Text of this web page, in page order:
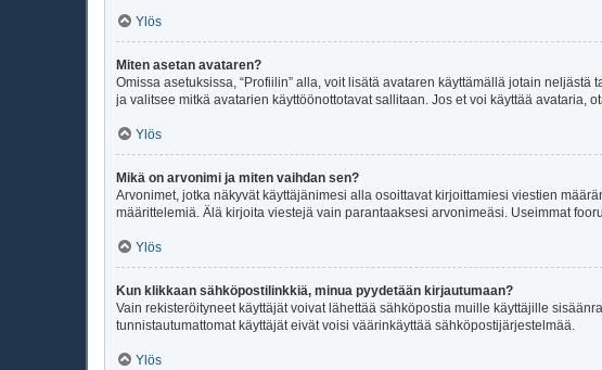
Ylös
Miten asetan avataren?
Omissa asetuksissa, “Profiilin” alla, voit lisätä avataren käyttämällä jotain
ja valitsee mitkä avatarien käyttöönottotavat sallitaan. Jos et voi käyttää avataria,
Ylös
Mikä on arvonimi ja miten vaihdan sen?
Arvonimet, jotka näkyvät käyttäjänimesi alla osoittavat kirjoittamiesi viestien
määrittelemiä. Älä kirjoita viestejä vain parantaaksesi arvonimeäsi. Useimmat
Ylös
Kun klikkaan sähköpostilinkkiä, minua pyydetään kirjautumaan?
Vain rekisteröityneet käyttäjät voivat lähettää sähköpostia muille käyttäjille
tunnistautumattomat käyttäjät eivät voisi väärinkäyttää sähköpostijärjestelmää.
Ylös